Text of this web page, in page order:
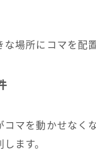
場所にコマを配
マを動かせなく
ます。